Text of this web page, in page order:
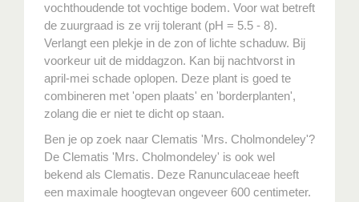
vochthoudende tot vochtige bodem. Voor wat betreft
de zuurgraad is ze vrij tolerant (pH = 5.5 - 8).
Verlangt een plekje in de zon of lichte schaduw. Bij
voorkeur uit de middagzon. Kan bij nachtvorst in
april-mei schade oplopen. Deze plant is goed te
combineren met 'open plaats' en 'borderplanten',
zolang die er niet te dicht op staan.
Ben je op zoek naar Clematis 'Mrs. Cholmondeley'?
De Clematis 'Mrs. Cholmondeley' is ook wel
bekend als Clematis. Deze Ranunculaceae heeft
een maximale hoogtevan ongeveer 600 centimeter.